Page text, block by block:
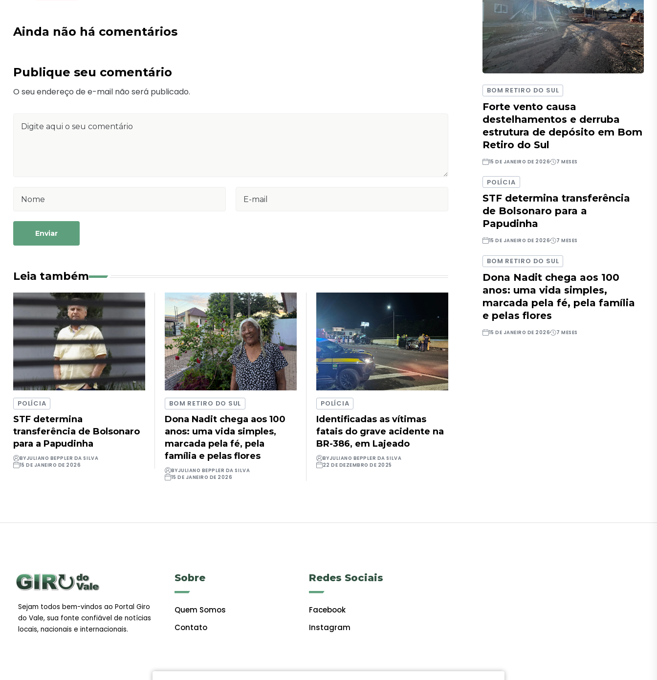
Ainda não há comentários
Publique seu comentário
O seu endereço de e-mail não será publicado.
Enviar
Leia também
POLÍCIA
STF determina
transferência de Bolsonaro
para a Papudinha
BYJULIANO BEPPLER DA SILVA
15 DE JANEIRO DE 2026
BOM RETIRO DO SUL
Dona Nadit chega aos 100
anos: uma vida simples,
marcada pela fé, pela
família e pelas flores
BYJULIANO BEPPLER DA SILVA
15 DE JANEIRO DE 2026
POLÍCIA
Identificadas as vítimas
fatais do grave acidente na
BR-386, em Lajeado
BYJULIANO BEPPLER DA SILVA
22 DE DEZEMBRO DE 2025
BOM RETIRO DO SUL
Forte vento causa
destelhamentos e derruba
estrutura de depósito em Bom
Retiro do Sul
15 DE JANEIRO DE 2026 7 MESES
POLÍCIA
STF determina transferência
de Bolsonaro para a
Papudinha
15 DE JANEIRO DE 2026 7 MESES
BOM RETIRO DO SUL
Dona Nadit chega aos 100
anos: uma vida simples,
marcada pela fé, pela família
e pelas flores
15 DE JANEIRO DE 2026 7 MESES
Sejam todos bem-vindos ao Portal Giro
do Vale, sua fonte confiável de notícias
locais, nacionais e internacionais.
Sobre
Quem Somos
Contato
Redes Sociais
Facebook
Instagram